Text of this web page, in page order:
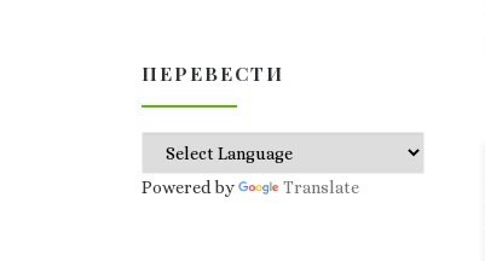
ПЕРЕВЕСТИ
Powered by Translate